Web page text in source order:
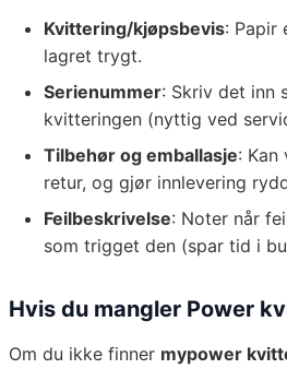
Kvittering/kjøpsbevis: Papir
lagret trygt.
Serienummer: Skriv det inn
kvitteringen (nyttig ved
Tilbehør og emballasje:
retur, og gjør innlevering
Feilbeskrivelse: Noter når
som trigget den (spar tid i
Hvis du mangler Power
Om du ikke finner mypower